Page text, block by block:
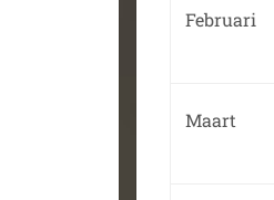
Februari
Maart